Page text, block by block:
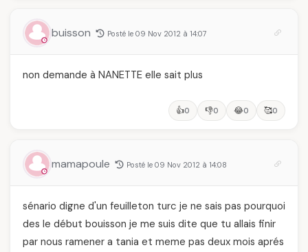
buisson Posté le 09 Nov 2012 à 14:07
non demande à NANETTE elle sait plus
👍0 👎0 😂0 🥰0
mamapoule Posté le 09 Nov 2012 à 14:08
sénario digne d'un feuilleton turc je ne sais pas pourquoi
des le début bouisson je me suis dite que tu allais finir
par nous ramener a tania et meme pas deux mois aprés